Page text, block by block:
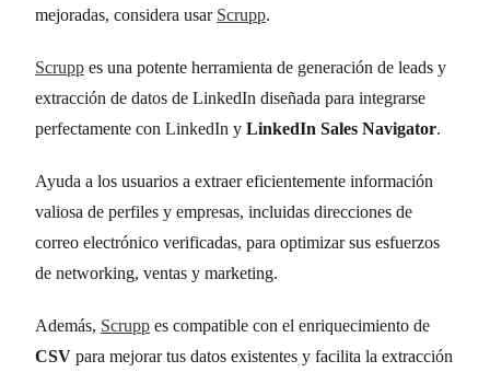
mejoradas, considera usar Scrupp.
Scrupp es una potente herramienta de generación de leads y
extracción de datos de LinkedIn diseñada para integrarse
perfectamente con LinkedIn y LinkedIn Sales Navigator.
Ayuda a los usuarios a extraer eficientemente información
valiosa de perfiles y empresas, incluidas direcciones de
correo electrónico verificadas, para optimizar sus esfuerzos
de networking, ventas y marketing.
Además, Scrupp es compatible con el enriquecimiento de
CSV para mejorar tus datos existentes y facilita la extracción